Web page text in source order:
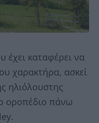
καταφέρει να
χαρακτήρα, ασκεί
ηλιόλουστης
οροπέδιο πάνω